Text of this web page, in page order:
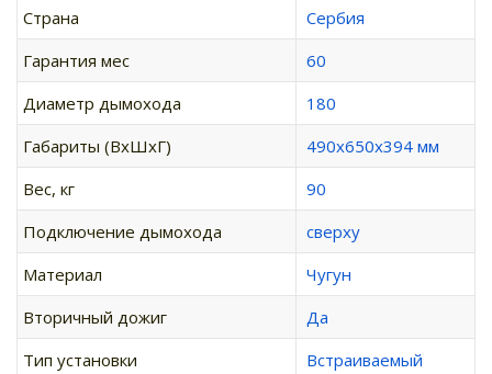
Страна
Сербия
Гарантия мес
60
Диаметр дымохода
180
Габариты (ВхШхГ)
490х650х394 мм
Вес, кг
90
Подключение дымохода
сверху
Материал
Чугун
Вторичный дожиг
Да
Тип установки
Встраиваемый